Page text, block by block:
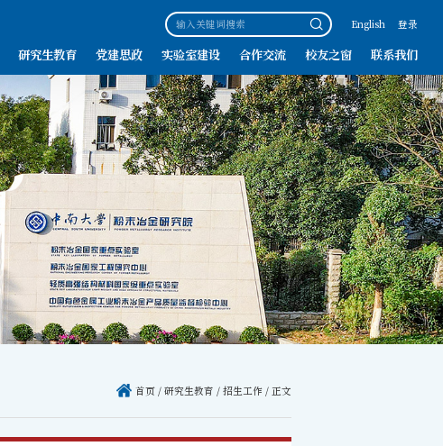
English 登录
研究生教育 党建思政 实验室建设 合作交流 校友之窗 联系我们
首页 / 研究生教育 / 招生工作 / 正文